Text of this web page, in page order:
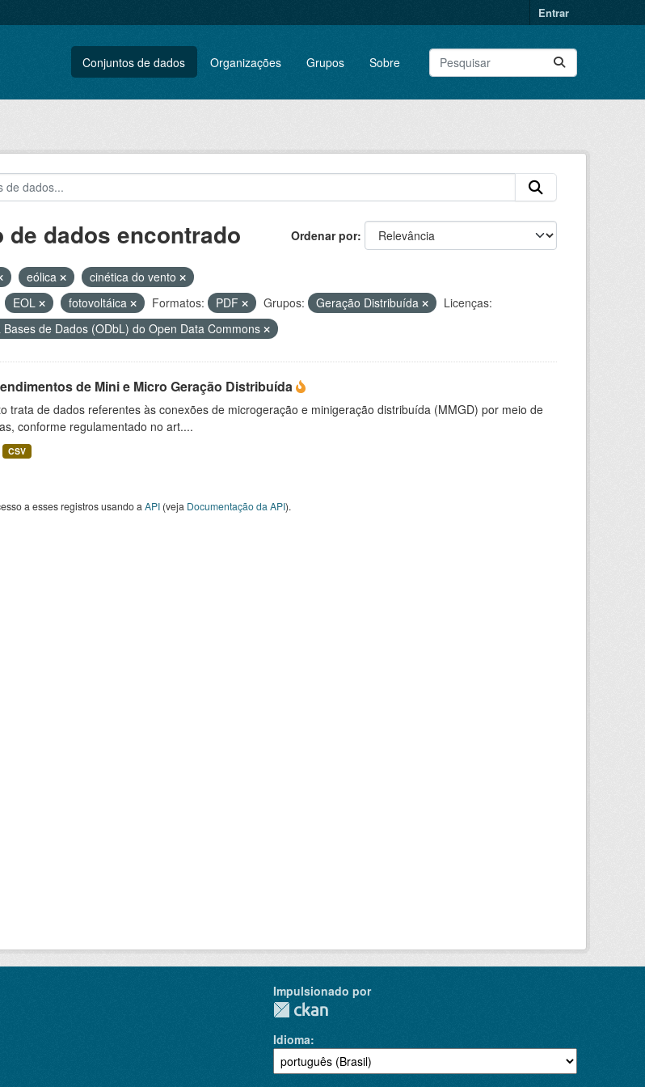
Entrar
Conjuntos de dados Organizações Grupos Sobre
Ordenar por
de dados encontrado
eólica
cinética do vento
EOL fotovoltáica Formatos: PDF Grupos: Geração Distribuída
Licenças:
de Dados (ODbL) do Open Data Commons
de Mini e Micro Geração Distribuída
trata de dados referentes às conexões de microgeração e minigeração distribuída (MMGD) por meio de
conforme regulamentado no art....
CSV
a esses registros usando a API(veja Documentação da API).
Impulsionado por
Idioma